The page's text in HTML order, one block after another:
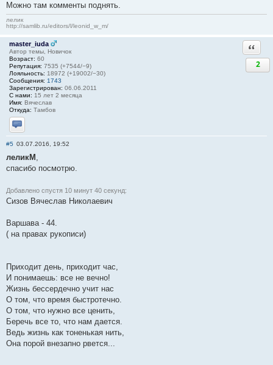
Можно там комменты поднять.
лелик
http://samlib.ru/editors/l/leonid_w_m/
master_iuda
Автор темы, Новичок
Возраст: 60
Репутация: 7535 (+7544/−9)
Лояльность: 18972 (+19002/−30)
Сообщения: 1743
Зарегистрирован: 06.06.2011
С нами: 15 лет 2 месяца
Имя: Вячеслав
Откуда: Тамбов
Отправить личное сообщение
2
#5 03.07.2016, 19:52
леликМ ,
спасибо посмотрю.
Добавлено спустя 10 минут 40 секунд:
Сизов Вячеслав Николаевич
Варшава - 44.
( на правах рукописи)
Приходит день, приходит час,
И понимаешь: все не вечно!
Жизнь бессердечно учит нас
О том, что время быстротечно.
О том, что нужно все ценить,
Беречь все то, что нам дается.
Ведь жизнь как тоненькая нить,
Она порой внезапно рвется...